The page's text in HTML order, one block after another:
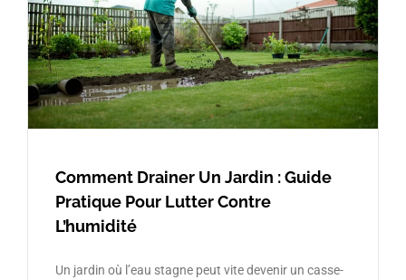
Comment Drainer Un Jardin : Guide
Pratique Pour Lutter Contre
L’humidité
Un jardin où l’eau stagne peut vite devenir un casse-